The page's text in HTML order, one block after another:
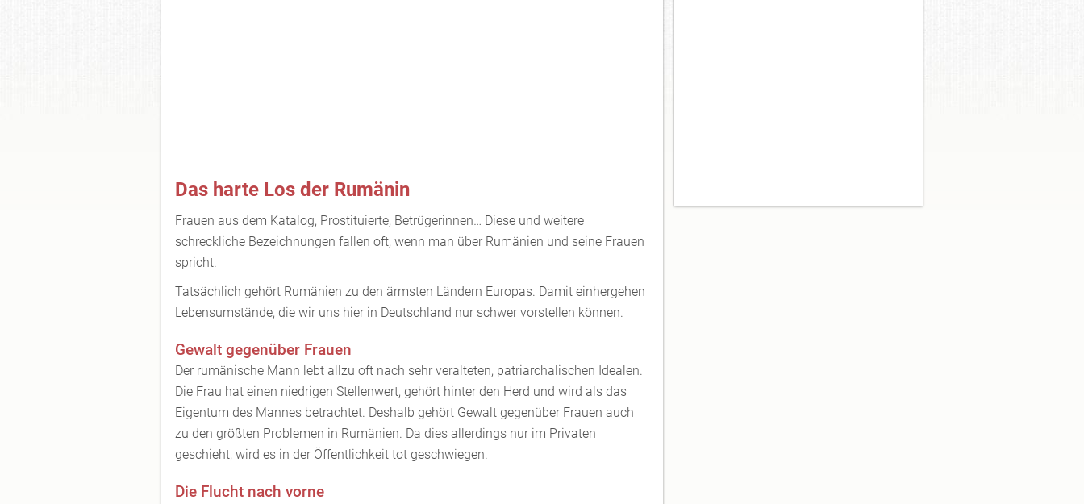
Das harte Los der Rumänin
Frauen aus dem Katalog, Prostituierte, Betrügerinnen… Diese und weitere
schreckliche Bezeichnungen fallen oft, wenn man über Rumänien und seine Frauen
spricht.
Tatsächlich gehört Rumänien zu den ärmsten Ländern Europas. Damit einhergehen
Lebensumstände, die wir uns hier in Deutschland nur schwer vorstellen können.
Gewalt gegenüber Frauen
Der rumänische Mann lebt allzu oft nach sehr veralteten, patriarchalischen Idealen.
Die Frau hat einen niedrigen Stellenwert, gehört hinter den Herd und wird als das
Eigentum des Mannes betrachtet. Deshalb gehört Gewalt gegenüber Frauen auch
zu den größten Problemen in Rumänien. Da dies allerdings nur im Privaten
geschieht, wird es in der Öffentlichkeit tot geschwiegen.
Die Flucht nach vorne